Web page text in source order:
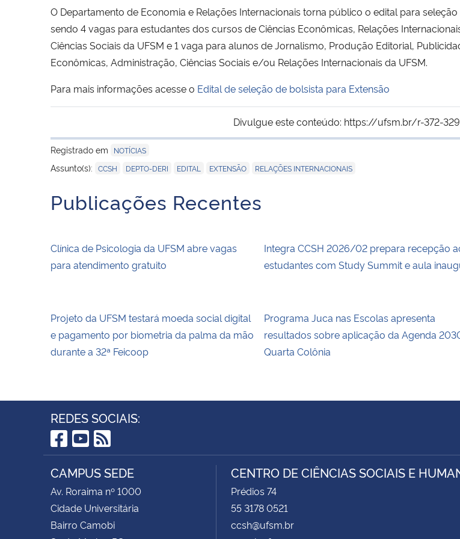
O Departamento de Economia e Relações Internacionais torna público o edital para
sendo 4 vagas para estudantes dos cursos de Ciências Econômicas, Relações
Ciências Sociais da UFSM e 1 vaga para alunos de Jornalismo, Produção Editorial,
Econômicas, Administração, Ciências Sociais e/ou Relações Internacionais da UFSM.
Para mais informações acesse o Edital de seleção de bolsista para Extensão
Divulgue este conteúdo: https://ufsm.br/r-372-
Registrado em
NOTÍCIAS
Assunto(s): CCSH DEPTO-DERI EDITAL EXTENSÃO RELAÇÕES INTERNACIONAIS
Publicações Recentes
Clínica de Psicologia da UFSM abre vagas
para atendimento gratuito
Integra CCSH 2026/02 prepara recepção
estudantes com Study Summit e aula
Projeto da UFSM testará moeda social digital
e pagamento por biometria da palma da mão
durante a 32ª Feicoop
Programa Juca nas Escolas apresenta
resultados sobre aplicação da Agenda
Quarta Colônia
REDES SOCIAIS:
Facebook
YouTube
RSS
CAMPUS SEDE
Av. Roraima nº 1000
Cidade Universitária
Bairro Camobi
CENTRO DE CIÊNCIAS SOCIAIS E
Prédios 74
55 3178 0521
ccsh@ufsm.br